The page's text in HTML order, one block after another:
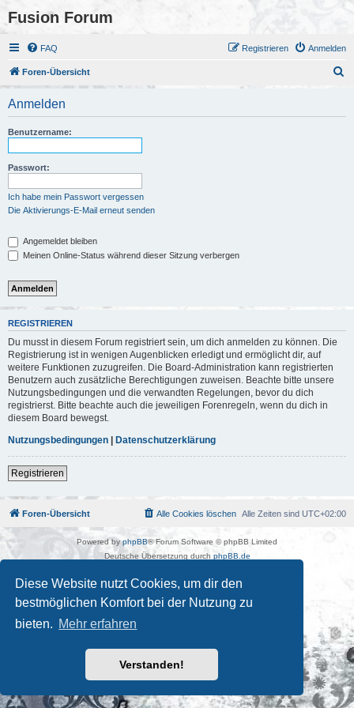
Diese Website nutzt Cookies, um dir den
bestmöglichen Komfort bei der Nutzung zu
bieten. Mehr erfahren
Verstanden!
Fusion Forum
FAQ Anmelden
Registrieren
Foren-Übersicht
Anmelden
Benutzername:
Passwort:
Ich habe mein Passwort vergessen
Die Aktivierungs-E-Mail erneut senden
Angemeldet bleiben
Meinen Online-Status während dieser Sitzung verbergen
REGISTRIEREN
Du musst in diesem Forum registriert sein, um dich anmelden zu können. Die
Registrierung ist in wenigen Augenblicken erledigt und ermöglicht dir, auf
weitere Funktionen zuzugreifen. Die Board-Administration kann registrierten
Benutzern auch zusätzliche Berechtigungen zuweisen. Beachte bitte unsere
Nutzungsbedingungen und die verwandten Regelungen, bevor du dich
registrierst. Bitte beachte auch die jeweiligen Forenregeln, wenn du dich in
diesem Board bewegst.
Nutzungsbedingungen | Datenschutzerklärung
Registrieren
Foren-Übersicht Alle Zeiten sind UTC+02:00
Alle Cookies löschen
Powered byphpBB® Forum Software © phpBB Limited
Deutsche Übersetzung durch phpBB.de
Datenschutz| Nutzungsbedingungen